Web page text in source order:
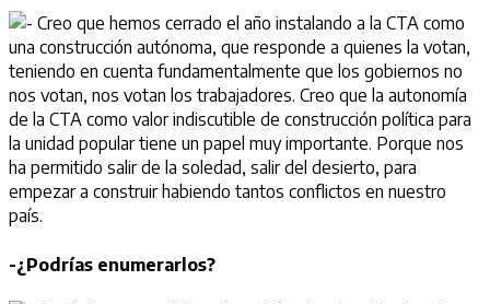
Creo que hemos cerrado el año instalando a la CTA como
una construcción autónoma, que responde a quienes la votan,
teniendo en cuenta fundamentalmente que los gobiernos no
nos votan, nos votan los trabajadores. Creo que la autonomía
de la CTA como valor indiscutible de construcción política para
la unidad popular tiene un papel muy importante. Porque nos
ha permitido salir de la soledad, salir del desierto, para
empezar a construir habiendo tantos conflictos en nuestro
país.
-¿Podrías enumerarlos?